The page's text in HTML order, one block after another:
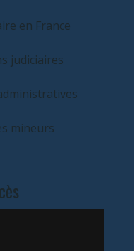
en France
judiciaires
mineurs